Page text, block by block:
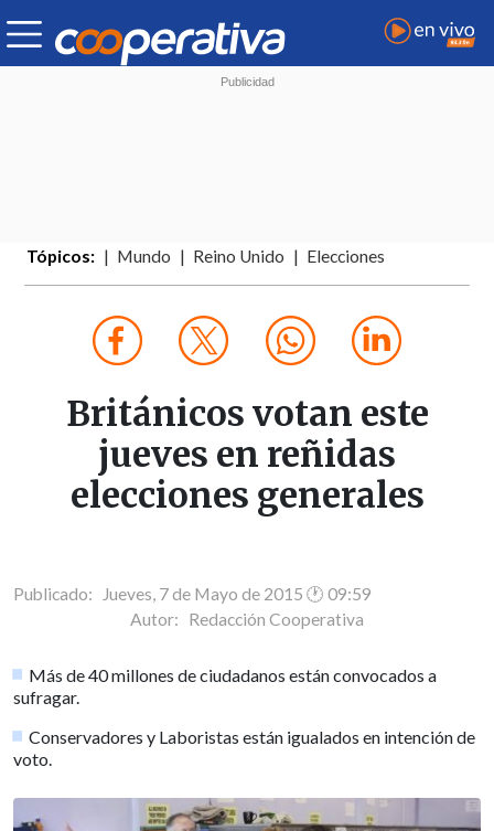
Tópicos: Mundo Reino Unido Elecciones
Británicos votan este
jueves en reñidas
elecciones generales
Publicado: Jueves, 7 de Mayo de 2015 🕐 09:59
Autor: Redacción Cooperativa
Más de 40 millones de ciudadanos están convocados a
sufragar.
Conservadores y Laboristas están igualados en intención de
voto.